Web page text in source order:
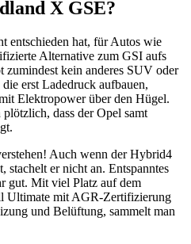
X GSE?
entschieden hat, für Autos wie
Alternative zum GSI aufs
kein anderes SUV oder
erst Ladedruck aufbauen,
Elektropower über den Hügel.
dass der Opel samt
Auch wenn der Hybrid4
stachelt er nicht an. Entspanntes
gut. Mit viel Platz auf dem
Ultimate mit AGR-Zertifizierung
und Belüftung, sammelt man